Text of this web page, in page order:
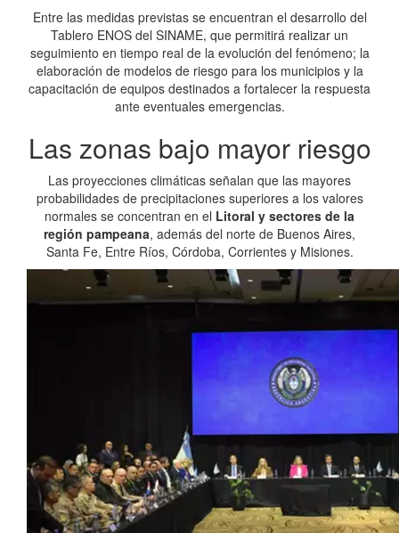
Entre las medidas previstas se encuentran el desarrollo del
Tablero ENOS del SINAME, que permitirá realizar un
seguimiento en tiempo real de la evolución del fenómeno; la
elaboración de modelos de riesgo para los municipios y la
capacitación de equipos destinados a fortalecer la respuesta
ante eventuales emergencias.
Las zonas bajo mayor riesgo
Las proyecciones climáticas señalan que las mayores
probabilidades de precipitaciones superiores a los valores
normales se concentran en el Litoral y sectores de la
región pampeana, además del norte de Buenos Aires,
Santa Fe, Entre Ríos, Córdoba, Corrientes y Misiones.